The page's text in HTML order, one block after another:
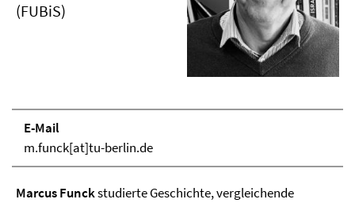
(FUBiS)
E-Mail
m.funck[at]tu-berlin.de
Marcus Funckstudierte Geschichte, vergleichende